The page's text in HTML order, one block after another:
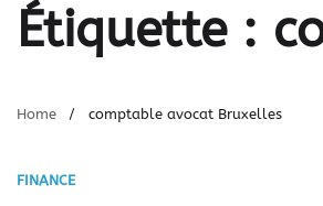
Étiquette :
Home comptable avocat Bruxelles
FINANCE